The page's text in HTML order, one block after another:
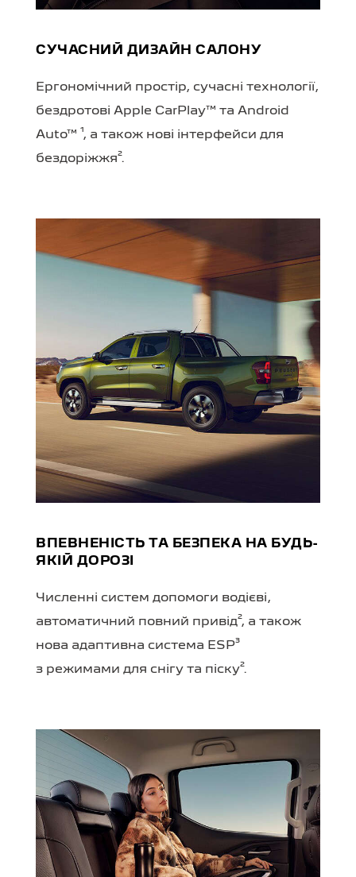
СУЧАСНИЙ ДИЗАЙН САЛОНУ
Ергономічний простір, сучасні технології,
бездротові Apple CarPlay™ та Android
Auto™ ¹, а також нові інтерфейси для
бездоріжжя².
ВПЕВНЕНІСТЬ ТА БЕЗПЕКА НА БУДЬ-
ЯКІЙ ДОРОЗІ
Численні систем допомоги водієві,
автоматичний повний привід², а також
нова адаптивна система ESP³
з режимами для снігу та піску².